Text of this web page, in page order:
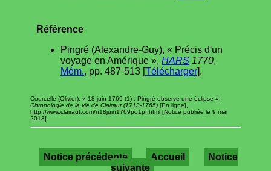
Référence
Pingré (Alexandre-Guy), « Précis d'un
voyage en Amérique », HARS 1770,
Mém., pp. 487-513 [Télécharger].
Courcelle (Olivier), « 18 juin 1769 (1) : Pingré observe une éclipse »,
Chronologie de la vie de Clairaut (1713-1765) [En ligne],
http://www.clairaut.com/n18juin1769po1pf.html [Notice publiée le 9 mai
2013].
Notice précédente Accueil
Notice
suivante